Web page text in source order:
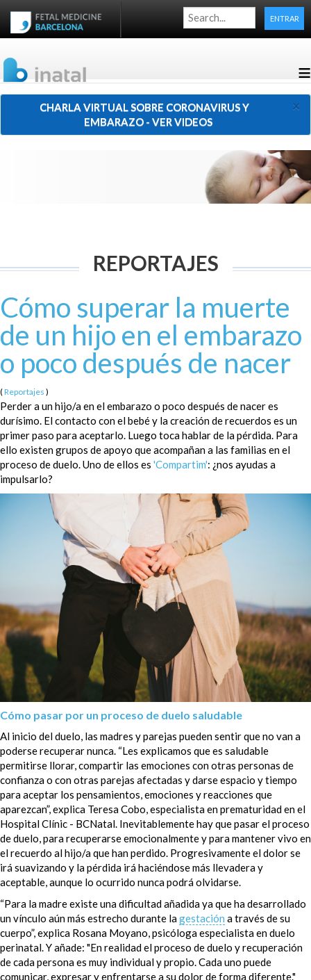
≡
ENTRAR
×
CHARLA VIRTUAL SOBRE CORONAVIRUS Y
EMBARAZO - VER VIDEOS
REPORTAJES
Cómo superar la muerte
de un hijo en el embarazo
o poco después de nacer
(Reportajes )
Perder a un hijo/a en el embarazo o poco después de nacer es
durísimo. El contacto con el bebé y la creación de recuerdos es un
primer paso para aceptarlo. Luego toca hablar de la pérdida. Para
ello existen grupos de apoyo que acompañan a las familias en el
proceso de duelo. Uno de ellos es 'Compartim': ¿nos ayudas a
impulsarlo?
Cómo pasar por un proceso de duelo saludable
Al inicio del duelo, las madres y parejas pueden sentir que no van a
poderse recuperar nunca. “Les explicamos que es saludable
permitirse llorar, compartir las emociones con otras personas de
confianza o con otras parejas afectadas y darse espacio y tiempo
para aceptar los pensamientos, emociones y reacciones que
aparezcan”, explica Teresa Cobo, especialista en prematuridad en el
Hospital Clínic - BCNatal. Inevitablemente hay que pasar el proceso
de duelo, para recuperarse emocionalmente y para mantener vivo en
el recuerdo al hijo/a que han perdido. Progresivamente el dolor se
irá suavizando y la pérdida irá haciéndose más llevadera y
aceptable, aunque lo ocurrido nunca podrá olvidarse.
“Para la madre existe una dificultad añadida ya que ha desarrollado
un vínculo aún más estrecho durante lagestación a través de su
cuerpo”, explica Rosana Moyano, psicóloga especialista en duelo
perinatal. Y añade: "En realidad el proceso de duelo y recuperación
de cada persona es muy individual y propio. Cada uno puede
comunicar, expresar y enfrentarse a su dolor de forma diferente."